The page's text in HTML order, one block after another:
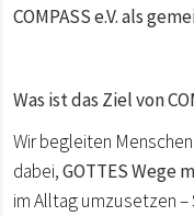
COMPASS e.V. als
Was ist das Ziel von
Wir begleiten
dabei,GOTTES Wege
im Alltag umzusetzen